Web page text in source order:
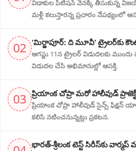
విడాకుల‌ పిటిషన్ వెన‌క్కి తీసుకున్న
మళ్లీ కలుస్తారన్న ప్రచారం
02 'మిర్జాపూర్: ది మూవీ' ట్రైలర్‌కు
ఆగస్టు 11న ట్రైలర్ విడుదలకు
విడుదల చేసి అభిమానుల్లో ఆసక్తి.
03 ప్రియాంక చోప్రా మరో హాలీవుడ్
ప్రియాంక చోప్రా హాలీవుడ్ సైన్స్ ఫిక్షన్
కలిసి నటించనున్నట్లు ప్రకటన.
భారత్-శ్రీలంక టెస్ట్ సిరీస్‌కు